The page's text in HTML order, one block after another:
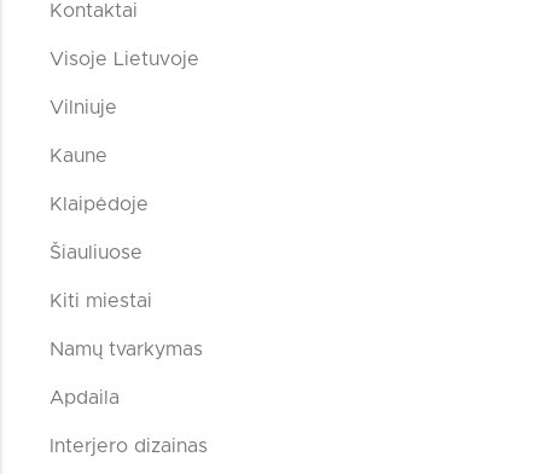
Kontaktai
Visoje Lietuvoje
Vilniuje
Kaune
Klaipėdoje
Šiauliuose
Kiti miestai
Namų tvarkymas
Apdaila
Interjero dizainas